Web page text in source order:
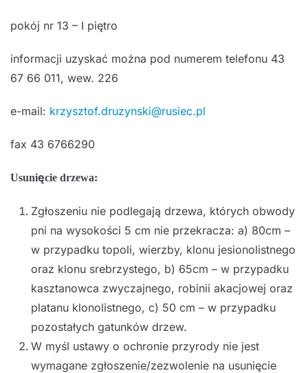
pokój nr 13 – I piętro
informacji uzyskać można pod numerem telefonu 43
67 66 011, wew. 226
e-mail: krzysztof.druzynski@rusiec.pl
fax 43 6766290
Usunięcie drzewa:
Zgłoszeniu nie podlegają drzewa, których obwody
pni na wysokości 5 cm nie przekracza: a) 80cm –
w przypadku topoli, wierzby, klonu jesionolistnego
oraz klonu srebrzystego, b) 65cm – w przypadku
kasztanowca zwyczajnego, robinii akacjowej oraz
platanu klonolistnego, c) 50 cm – w przypadku
pozostałych gatunków drzew.
W myśl ustawy o ochronie przyrody nie jest
wymagane zgłoszenie/zezwolenie na usunięcie